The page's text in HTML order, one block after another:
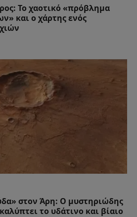
Το χαοτικό «πρόβλημα
και ο χάρτης ενός
στον Άρη: Ο μυστηριώδης
το υδάτινο και βίαιο